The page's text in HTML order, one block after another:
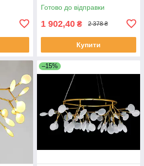
Готово до відправки
1 902,40 ₴ 2 378 ₴
Купити
–15%